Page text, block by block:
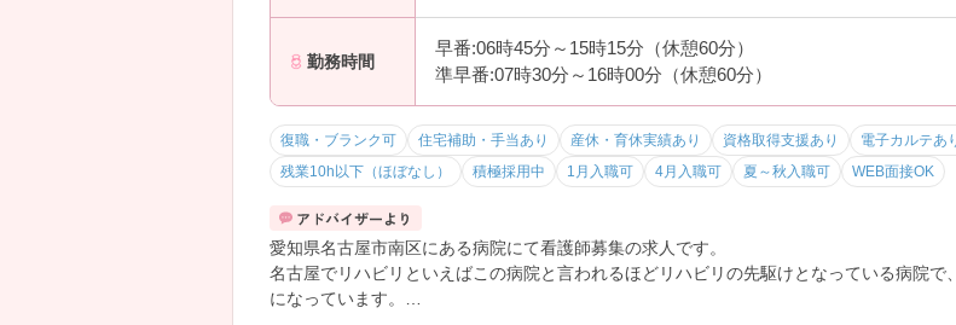
・急性期から慢性期まで対応可能な病棟
・症状に応じた入院受け入れ体制
・高齢者や身体合併症にも対応
→ 幅広い経験が積める環境です
―――――――――――――――
■ 未経験でも安心の教育サポート
―――――――――――――――
学びやすい環境が整っています。
・入職後は研修＋現場フォローあり
・外部研修の参加支援あり
・多職種・専門医から学べる環境
→ 基礎からしっかり成長できます
勤務時間
早番:06時45分～15時15分（休憩60分）
準早番:07時30分～16時00分（休憩60分）
復職・ブランク可 住宅補助・手当あり 産休・育休実績あり 資格取得支援あり 電子カルテあ
残業10h以下（ほぼなし）
積極採用中 1月入職可 4月入職可 夏～秋入職可 WEB面接OK
愛知県名古屋市南区にある病院にて看護師募集の求人です。
名古屋でリハビリといえばこの病院と言われるほどリハビリの先駆けとなっている病院
になっています。